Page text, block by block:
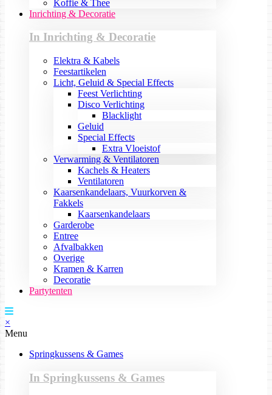
Koffie & Thee
Inrichting & Decoratie
In Inrichting & Decoratie
Elektra & Kabels
Feestartikelen
Licht, Geluid & Special Effects
Feest Verlichting
Disco Verlichting
Blacklight
Geluid
Special Effects
Extra Vloeistof
Verwarming & Ventilatoren
Kachels & Heaters
Ventilatoren
Kaarsenkandelaars, Vuurkorven &
Fakkels
Kaarsenkandelaars
Garderobe
Entree
Afvalbakken
Overige
Kramen & Karren
Decoratie
Partytenten
×
Menu
Springkussens & Games
In Springkussens & Games